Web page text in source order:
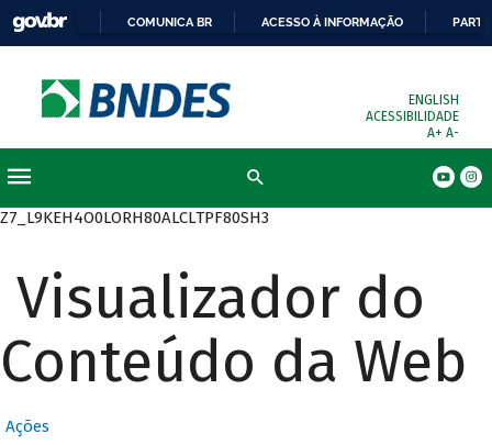
COMUNICA BR ACESSO À INFORMAÇÃO
ENGLISH
ACESSIBILIDADE
A+ A-
Z7_L9KEH4O0LORH80ALCLTPF80SH3
Visualizador do
Conteúdo da Web
Ações